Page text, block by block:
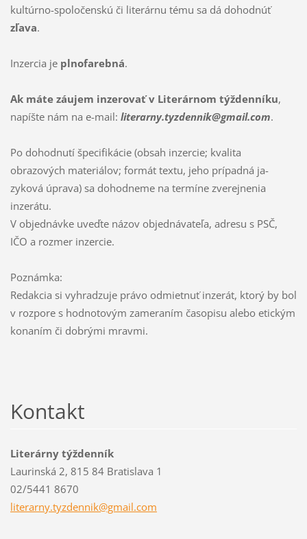
kultúrno-spoločenskú či literárnu tému sa dá dohodnúť
zľava.
Inzercia je plnofarebná.
Ak máte záujem inzerovať v Li­terárnom týždenníku,
napíšte nám na e-mail: literarny.tyzdennik@gmail.com.
Po dohodnutí špecifikácie (obsah inzercie; kva­lita
obrazových materiálov; formát textu, jeho prípadná ja­
zyková úprava) sa dohodneme na termíne zverejnenia
inzerátu.
V objednávke uveďte názov objednávateľa, adresu s PSČ,
IČO a rozmer inzercie.
Poznámka:
Redakcia si vy­hra­dzuje právo odmietnuť inzerát, ktorý by bol
v rozpore s hodnotovým zameraním ča­sopisu alebo etickým
konaním či dobrými mravmi.
Kontakt
Literárny týždenník
Laurinská 2, 815 84 Bratislava 1
02/5441 8670
literarny.tyzdennik@gmail.com